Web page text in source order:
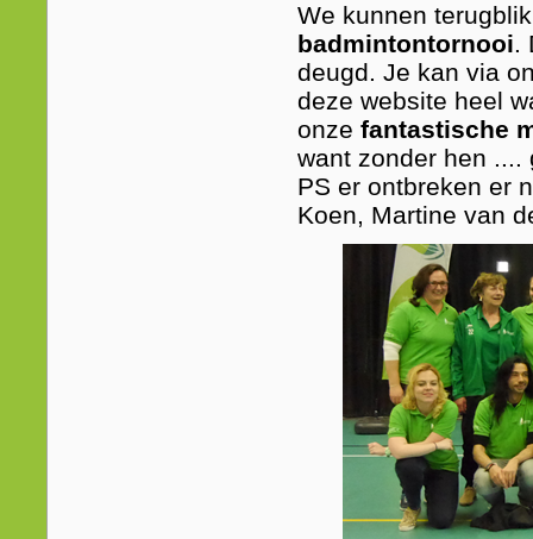
We kunnen
badmintontornooi.
deugd. Je kan via
deze website heel
onze fantastische
want zonder hen
PS er ontbreken er
Koen, Martine van